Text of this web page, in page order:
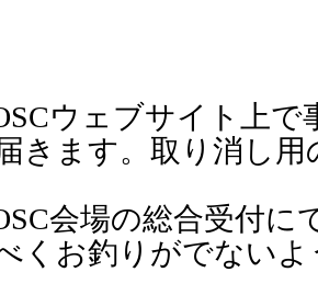
ウェブサイト上で
きます。取り消し
会場の総合受付に
くお釣りがでない